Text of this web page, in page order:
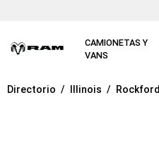
CAMIONETAS Y
VANS
Ir a
Directorio Illinois Rockford